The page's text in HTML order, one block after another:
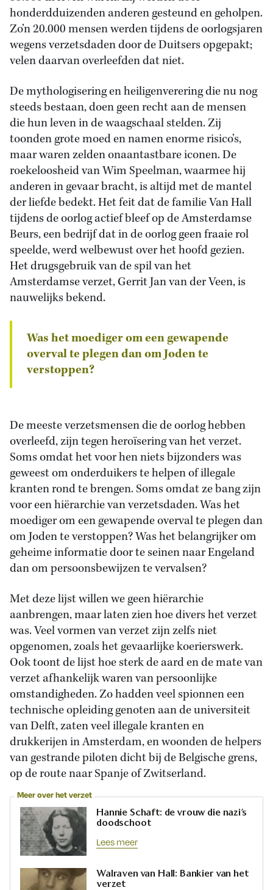
honderdduizenden anderen gesteund en geholpen.
Zo’n 20.000 mensen werden tijdens de oorlogsjaren
wegens verzetsdaden door de Duitsers opgepakt;
velen daarvan overleefden dat niet.
De mythologisering en heiligenverering die nu nog
steeds bestaan, doen geen recht aan de mensen
die hun leven in de waagschaal stelden. Zij
toonden grote moed en namen enorme risico’s,
maar waren zelden onaantastbare iconen. De
roekeloosheid van Wim Speelman, waarmee hij
anderen in gevaar bracht, is altijd met de mantel
der liefde bedekt. Het feit dat de familie Van Hall
tijdens de oorlog actief bleef op de Amsterdamse
Beurs, een bedrijf dat in de oorlog geen fraaie rol
speelde, werd welbewust over het hoofd gezien.
Het drugsgebruik van de spil van het
Amsterdamse verzet, Gerrit Jan van der Veen, is
nauwelijks bekend.
Was het moediger om een gewapende
overval te plegen dan om Joden te
verstoppen?
De meeste verzetsmensen die de oorlog hebben
overleefd, zijn tegen heroïsering van het verzet.
Soms omdat het voor hen niets bijzonders was
geweest om onderduikers te helpen of illegale
kranten rond te brengen. Soms omdat ze bang zijn
voor een hiërarchie van verzetsdaden. Was het
moediger om een gewapende overval te plegen dan
om Joden te verstoppen? Was het belangrijker om
geheime informatie door te seinen naar Engeland
dan om persoonsbewijzen te vervalsen?
Met deze lijst willen we geen hiërarchie
aanbrengen, maar laten zien hoe divers het verzet
was. Veel vormen van verzet zijn zelfs niet
opgenomen, zoals het gevaarlijke koerierswerk.
Ook toont de lijst hoe sterk de aard en de mate van
verzet afhankelijk waren van persoonlijke
omstandigheden. Zo hadden veel spionnen een
technische opleiding genoten aan de universiteit
van Delft, zaten veel illegale kranten en
drukkerijen in Amsterdam, en woonden de helpers
van gestrande piloten dicht bij de Belgische grens,
op de route naar Spanje of Zwitserland.
Meer over het verzet
Hannie Schaft: de vrouw die nazi’s
doodschoot
Lees meer
Walraven van Hall: Bankier van het
verzet